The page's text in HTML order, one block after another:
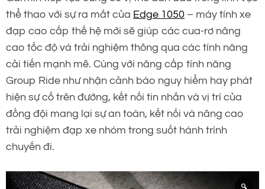
thể thao với sự ra mắt của Edge 1050 – máy tính xe
đạp cao cấp thế hệ mới sẽ giúp các cua-rơ nâng
cao tốc độ và trải nghiệm thông qua các tính năng
cải tiến mạnh mẽ. Cùng với nâng cấp tính năng
Group Ride như nhận cảnh báo nguy hiểm hay phát
hiện sự cố trên đường, kết nối tin nhắn và vị trí của
đồng đội mang lại sự an toàn, kết nối và nâng cao
trải nghiệm đạp xe nhóm trong suốt hành trình
chuyến đi.